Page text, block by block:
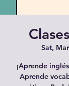
Sat,
¡Aprende
Aprende